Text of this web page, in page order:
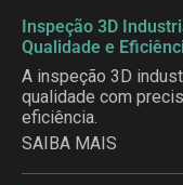
Inspeção 3D
Qualidade e
A inspeção 3D
qualidade com
eficiência.
SAIBA MAIS